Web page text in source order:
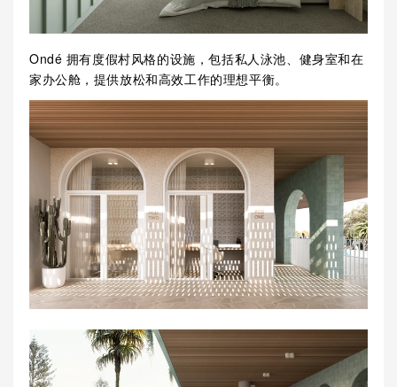
Ondé 拥有度假村风格的设施，包括私人泳池、健身室和在
家办公舱，提供放松和高效工作的理想平衡。